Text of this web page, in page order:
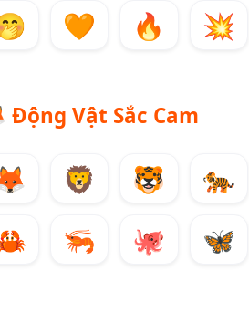
🧡 🔥 💥
Động Vật Sắc Cam
🦁 🐯 🐅
🦐 🐙 🦋